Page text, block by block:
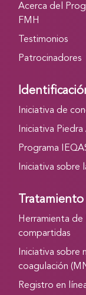
Acerca del
FMH
Testimonios
Patrocinadores
Iniciativa de
Iniciativa Piedra
Programa
Iniciativa sobre
Herramienta de
compartidas
Iniciativa sobre
coagulación
Registro en